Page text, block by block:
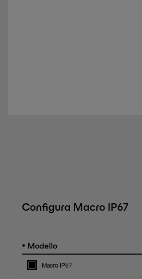
Configura Macro IP67
• Modello
Macro IP67